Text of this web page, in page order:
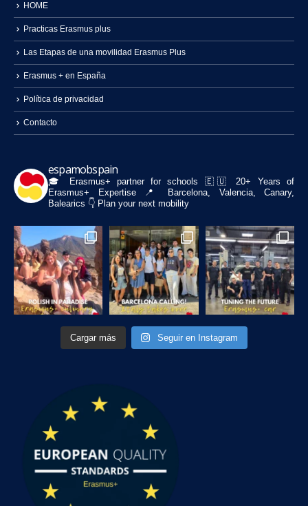
HOME
Practicas Erasmus plus
Las Etapas de una movilidad Erasmus Plus
Erasmus + en España
Política de privacidad
Contacto
espamobspain
🎓 Erasmus+ partner for schools 🇪🇺 20+ Years of
Erasmus+ Expertise📍 Barcelona, Valencia, Canary,
Balearics 👇 Plan your next mobility
Cargar más Seguir en Instagram